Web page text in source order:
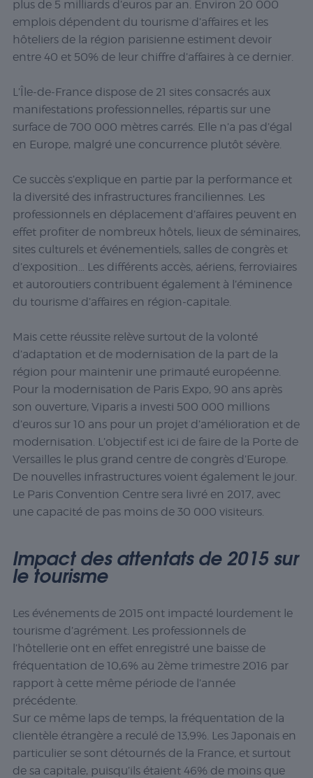
plus de 5 milliards d’euros par an. Environ 20 000
emplois dépendent du tourisme d’affaires et les
hôteliers de la région parisienne estiment devoir
entre 40 et 50% de leur chiffre d’affaires à ce dernier.
L’Île-de-France dispose de 21 sites consacrés aux
manifestations professionnelles, répartis sur une
surface de 700 000 mètres carrés. Elle n’a pas d’égal
en Europe, malgré une concurrence plutôt sévère.
Ce succès s’explique en partie par la performance et
la diversité des infrastructures franciliennes. Les
professionnels en déplacement d’affaires peuvent en
effet profiter de nombreux hôtels, lieux de séminaires,
sites culturels et événementiels, salles de congrès et
d’exposition… Les différents accès, aériens, ferroviaires
et autoroutiers contribuent également à l’éminence
du tourisme d’affaires en région-capitale.
Mais cette réussite relève surtout de la volonté
d’adaptation et de modernisation de la part de la
région pour maintenir une primauté européenne.
Pour la modernisation de Paris Expo, 90 ans après
son ouverture, Viparis a investi 500 000 millions
d’euros sur 10 ans pour un projet d’amélioration et de
modernisation. L’objectif est ici de faire de la Porte de
Versailles le plus grand centre de congrès d’Europe.
De nouvelles infrastructures voient également le jour.
Le Paris Convention Centre sera livré en 2017, avec
une capacité de pas moins de 30 000 visiteurs.
Impact des attentats de 2015 sur
le tourisme
Les événements de 2015 ont impacté lourdement le
tourisme d’agrément. Les professionnels de
l’hôtellerie ont en effet enregistré une baisse de
fréquentation de 10,6% au 2ème trimestre 2016 par
rapport à cette même période de l’année
précédente.
Sur ce même laps de temps, la fréquentation de la
clientèle étrangère a reculé de 13,9%. Les Japonais en
particulier se sont détournés de la France, et surtout
de sa capitale, puisqu’ils étaient 46% de moins que